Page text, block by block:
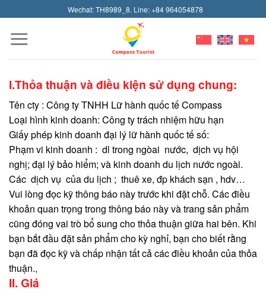
to
content
Wechat: TH8989_8. Line: +84 964054878
I.Thỏa thuận và điều kiện sử dụng chung:
Tên cty : Công ty TNHH Lữ hành quốc tế Compass
Loại hình kinh doanh: Công ty trách nhiệm hữu hạn
Giấy phép kinh doanh đại lý lữ hành quốc tế số:
Phạm vi kinh doanh : dl trong ngòai nước, dịch vụ hội
nghị; đại lý bảo hiểm; và kinh doanh du lịch nước ngoài.
Các dịch vụ của du lịch ; thuê xe, đp khách sạn , hdv…
Vui lòng đọc kỹ thông báo này trước khi đặt chỗ. Các điều
khoản quan trọng trong thông báo này và trang sản phẩm
cũng đóng vai trò bổ sung cho thỏa thuận giữa hai bên. Khi
bạn bắt đầu đặt sản phẩm cho kỳ nghỉ, bạn cho biết rằng
bạn đã đọc kỹ và chấp nhận tất cả các điều khoản của thỏa
thuận.,
II. Giá